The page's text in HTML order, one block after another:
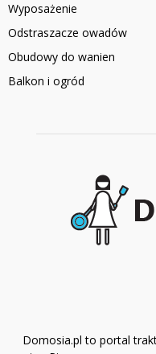
Wyposażenie
Odstraszacze owadów
Obudowy do wanien
Balkon i ogród
Domosia.pl to portal